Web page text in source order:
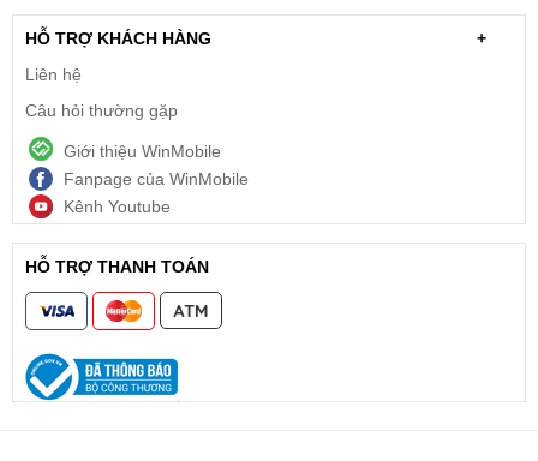
HỖ TRỢ KHÁCH HÀNG
+
Liên hệ
Câu hỏi thường gặp
Giới thiệu WinMobile
Fanpage của WinMobile
Kênh Youtube
HỖ TRỢ THANH TOÁN